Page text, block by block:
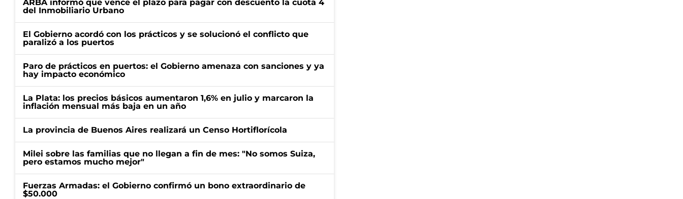
ARBA informó que vence el plazo para pagar con descuento la cuota 4
del Inmobiliario Urbano
El Gobierno acordó con los prácticos y se solucionó el conflicto que
paralizó a los puertos
Paro de prácticos en puertos: el Gobierno amenaza con sanciones y ya
hay impacto económico
La Plata: los precios básicos aumentaron 1,6% en julio y marcaron la
inflación mensual más baja en un año
La provincia de Buenos Aires realizará un Censo Hortiflorícola
Milei sobre las familias que no llegan a fin de mes: "No somos Suiza,
pero estamos mucho mejor"
Fuerzas Armadas: el Gobierno confirmó un bono extraordinario de
$50.000